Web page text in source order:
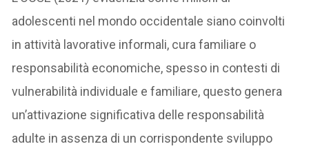
adolescenti nel mondo occidentale siano coinvolti
in attività lavorative informali, cura familiare o
responsabilità economiche, spesso in contesti di
vulnerabilità individuale e familiare, questo genera
un’attivazione significativa delle responsabilità
adulte in assenza di un corrispondente sviluppo